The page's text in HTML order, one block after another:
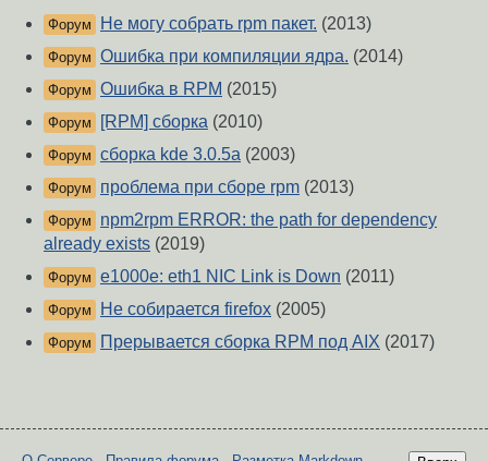
Форум Не могу собрать rpm пакет. (2013)
Форум Ошибка при компиляции ядра. (2014)
Форум Ошибка в RPM (2015)
Форум [RPM] сборка (2010)
Форум сборка kde 3.0.5a (2003)
Форум проблема при сборе rpm (2013)
Форум
npm2rpm ERROR: the path for dependency
already exists (2019)
Форум e1000e: eth1 NIC Link is Down (2011)
Форум Не собирается firefox (2005)
Форум Прерывается сборка RPM под AIX (2017)